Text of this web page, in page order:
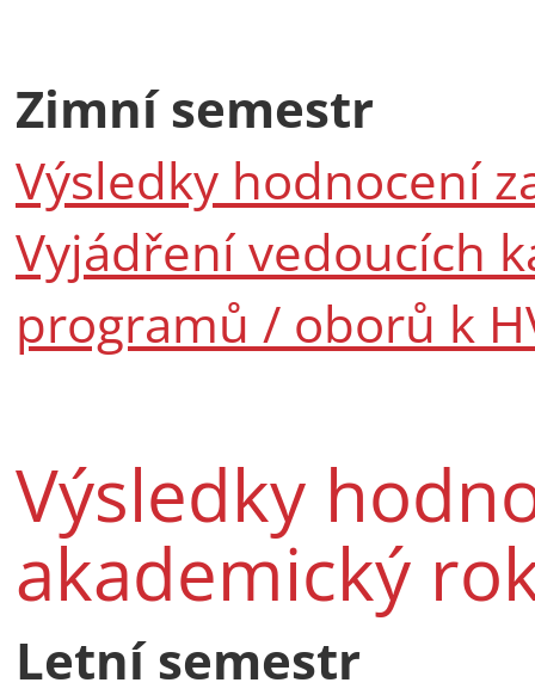
Zimní semestr
Výsledky hodnocení
Vyjádření vedoucích
programů / oborů k
Výsledky
akademický
Letní semestr